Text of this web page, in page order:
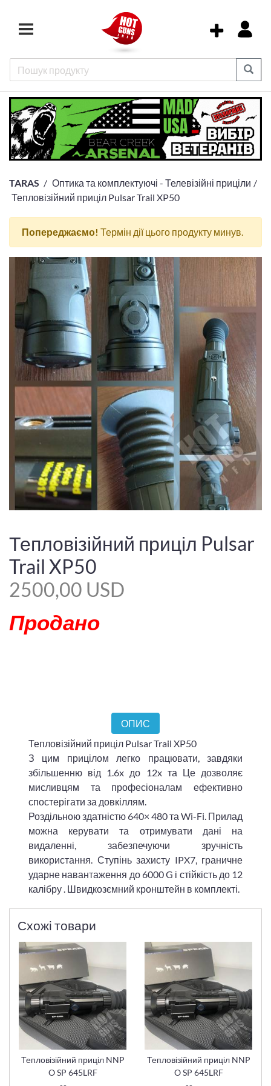
TARAS
Оптика та комплектуючі - Телевізійні приціли
Тепловізійний приціл Pulsar Trail XP50
Попереджаємо! Термін дії цього продукту минув.
Тепловізійний приціл Pulsar
Trail XP50
2500,00 USD
Продано
ОПИС
Тепловізійний приціл Pulsar Trail XP50
З цим прицілом легко працювати, завдяки
збільшенню від 1.6x до 12x та Це дозволяє
мисливцям та професіоналам ефективно
спостерігати за довкіллям.
Роздільною здатністю 640× 480 та Wi-Fi. Прилад
можна керувати та отримувати дані на
видаленні, забезпечуючи зручність
використання. Ступінь захисту IPX7, граничне
ударне навантаження до 6000 G і стійкість до 12
калібру . Швидкозємний кронштейн в комплекті.
Схожі товари
Тепловізійний приціл NNP
O SP 645LRF
Тепловізійний приціл NNP
O SP 645LRF